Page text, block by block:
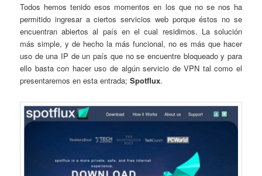
Todos hemos tenido esos momentos en los que no se nos ha
permitido ingresar a ciertos servicios web porque éstos no se
encuentran abiertos al país en el cual residimos. La solución
más simple, y de hecho la más funcional, no es más que hacer
uso de una IP de un país que no se encuentre bloqueado y para
ello basta con hacer uso de algún servicio de VPN tal como el
presentaremos en esta entrada;Spotflux.